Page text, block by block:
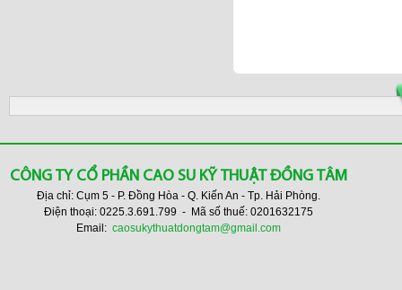
CÔNG TY CỔ PHẦN CAO SU KỸ THUẬT ĐỒNG TÂM
Địa chỉ: Cụm 5 - P. Đồng Hòa - Q. Kiến An - Tp. Hải Phòng.
Điện thoại: 0225.3.691.799 - Mã số thuế: 0201632175
Email: caosukythuatdongtam@gmail.com